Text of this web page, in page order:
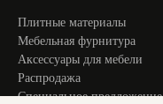
Плитные материалы
Мебельная фурнитура
Аксессуары для мебели
Распродажа
Специальное предложение